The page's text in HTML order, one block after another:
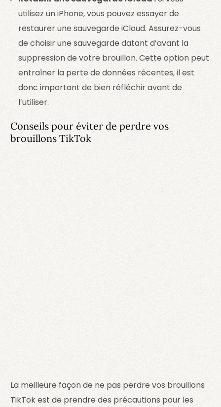
utilisez un iPhone, vous pouvez essayer de
restaurer une sauvegarde iCloud. Assurez-vous
de choisir une sauvegarde datant d’avant la
suppression de votre brouillon. Cette option peut
entraîner la perte de données récentes, il est
donc important de bien réfléchir avant de
l’utiliser.
Conseils pour éviter de perdre vos
brouillons TikTok
La meilleure façon de ne pas perdre vos brouillons
TikTok est de prendre des précautions pour les